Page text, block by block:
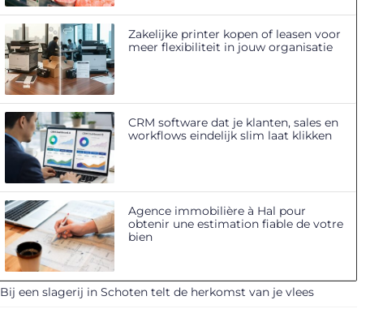
Zakelijke printer kopen of leasen voor
meer flexibiliteit in jouw organisatie
CRM software dat je klanten, sales en
workflows eindelijk slim laat klikken
Agence immobilière à Hal pour
obtenir une estimation fiable de votre
bien
Bij een slagerij in Schoten telt de herkomst van je vlees